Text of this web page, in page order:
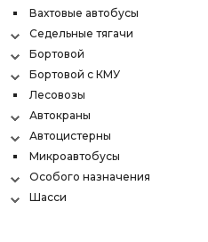
Вахтовые автобусы
Седельные тягачи
Бортовой
Бортовой с КМУ
Лесовозы
Автокраны
Автоцистерны
Микроавтобусы
Особого назначения
Шасси